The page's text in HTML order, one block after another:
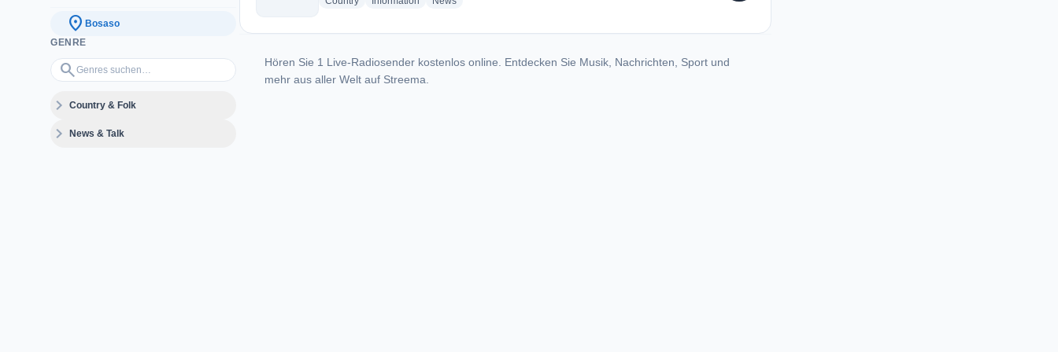
location_on Bosaso
GENRE
search
Genres suchen…
expand_moreCountry & Folk
expand_moreNews & Talk
Hören Sie 1 Live-Radiosender kostenlos online. Entdecken Sie Musik, Nachrichten, Sport und
mehr aus aller Welt auf Streema.